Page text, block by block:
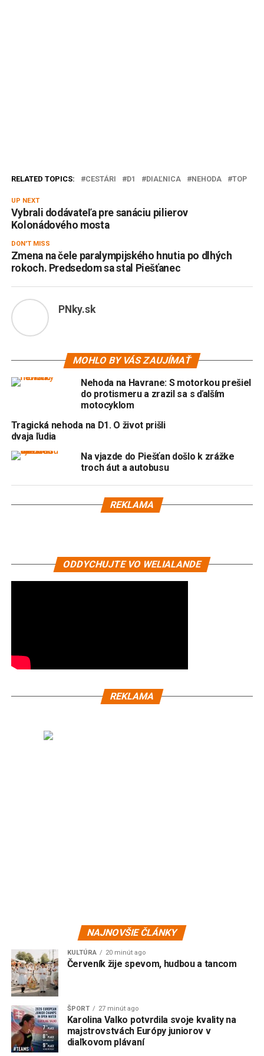
RELATED TOPICS: CESTÁRI D1 DIAĽNICA NEHODA TOP
UP NEXT
Vybrali dodávateľa pre sanáciu pilierov
Kolonádového mosta
DON'T MISS
Zmena na čele paralympijského hnutia po dlhých
rokoch. Predsedom sa stal Piešťanec
PNky.sk
MOHLO BY VÁS ZAUJÍMAŤ
Nehoda na Havrane: S motorkou prešiel
do protismeru a zrazil sa s ďalším
motocyklom
Tragická nehoda na D1. O život prišli
dvaja ľudia
Na vjazde do Piešťan došlo k zrážke
troch áut a autobusu
REKLAMA
ODDYCHUJTE VO WELIALANDE
REKLAMA
NAJNOVŠIE ČLÁNKY
KULTÚRA 20 minút ago
Červeník žije spevom, hudbou a tancom
ŠPORT 27 minút ago
Karolina Valko potvrdila svoje kvality na
majstrovstvách Európy juniorov v
diaľkovom plávaní